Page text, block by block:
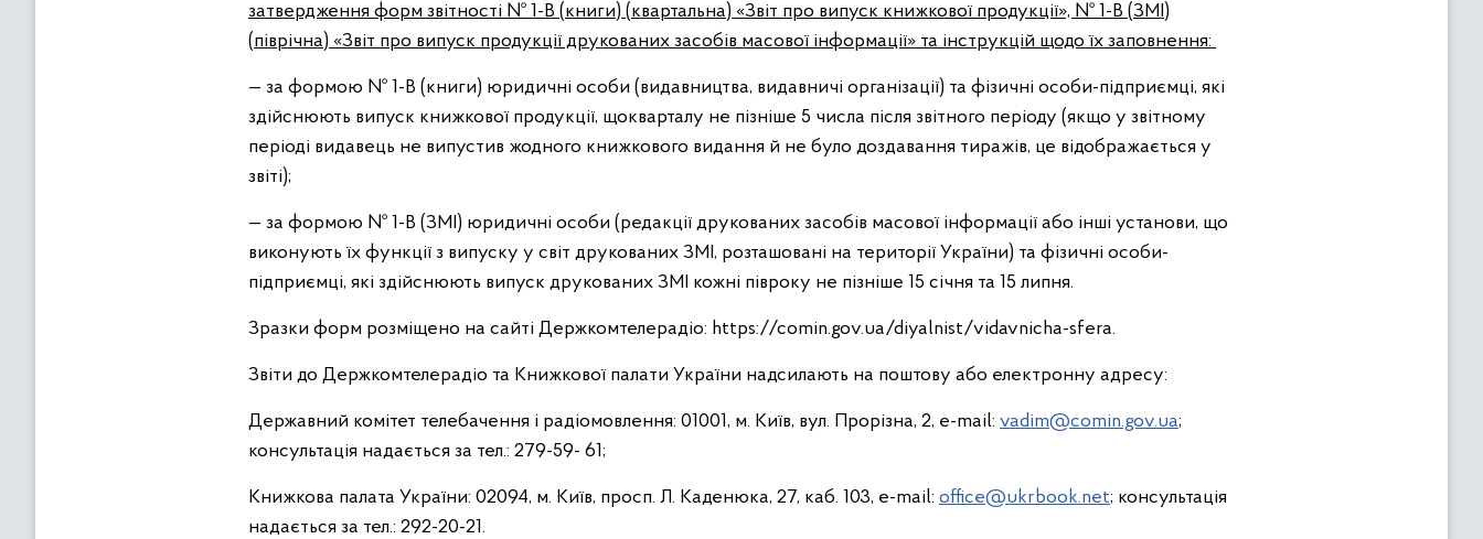
затвердження форм звітності № 1-В (книги) (квартальна) «Звіт про випуск книжкової продукції», № 1-В (ЗМІ)
(піврічна) «Звіт про випуск продукції друкованих засобів масової інформації» та інструкцій щодо їх заповнення:
— за формою № 1-В (книги) юридичні особи (видавництва, видавничі організації) та фізичні особи-підприємці, які
здійснюють випуск книжкової продукції, щокварталу не пізніше 5 числа після звітного періоду (якщо у звітному
періоді видавець не випустив жодного книжкового видання й не було доздавання тиражів, це відображається у
звіті);
— за формою № 1-В (ЗМІ) юридичні особи (редакції друкованих засобів масової інформації або інші установи, що
виконують їх функції з випуску у світ друкованих ЗМІ, розташовані на території України) та фізичні особи-
підприємці, які здійснюють випуск друкованих ЗМІ кожні півроку не пізніше 15 січня та 15 липня.
Зразки форм розміщено на сайті Держкомтелерадіо: https://comin.gov.ua/diyalnist/vidavnicha-sfera.
Звіти до Держкомтелерадіо та Книжкової палати України надсилають на поштову або електронну адресу:
Державний комітет телебачення і радіомовлення: 01001, м. Київ, вул. Прорізна, 2, e-mail: vadim@comin.gov.ua;
консультація надається за тел.: 279-59- 61;
Книжкова палата України: 02094, м. Київ, просп. Л. Каденюка, 27, каб. 103, e-mail: office@ukrbook.net; консультація
надається за тел.: 292-20-21.